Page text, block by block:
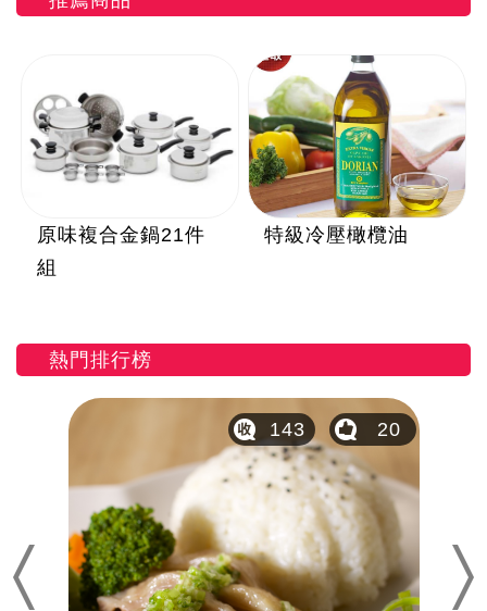
原味複合金鍋21件
組
特級冷壓橄欖油
熱門排行榜
Previous
143 20
Next